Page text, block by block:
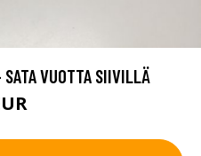
VUOTTA SIIVILLÄ